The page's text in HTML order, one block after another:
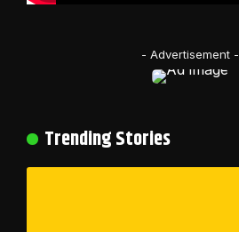
- Advertisement -
Trending Stories